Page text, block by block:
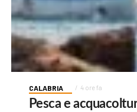
CALABRIA 4 ore fa
Pesca e